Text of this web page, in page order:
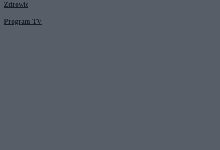
Zdrowie
Program TV